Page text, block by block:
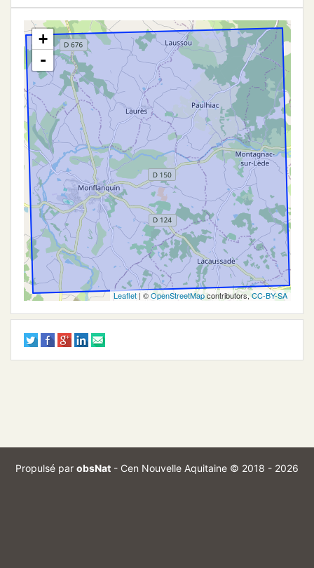
+
-
Leaflet| ©OpenStreetMapcontributors, CC-BY-SA
Propulsé par obsNat - Cen Nouvelle Aquitaine © 2018 - 2026